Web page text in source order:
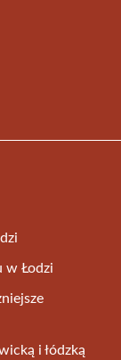
w Łodzi
i łódzką